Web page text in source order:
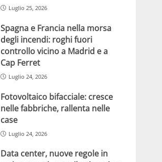
Luglio 25, 2026
Spagna e Francia nella morsa
degli incendi: roghi fuori
controllo vicino a Madrid e a
Cap Ferret
Luglio 24, 2026
Fotovoltaico bifacciale: cresce
nelle fabbriche, rallenta nelle
case
Luglio 24, 2026
Data center, nuove regole in